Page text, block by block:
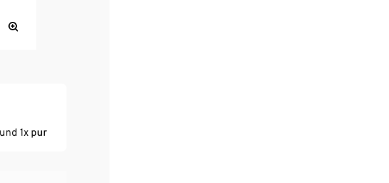
1x pur